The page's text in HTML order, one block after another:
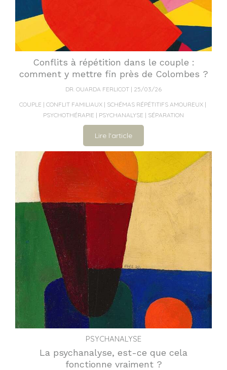
Conflits à répétition dans le couple :
comment y mettre fin près de Colombes ?
DR. OUARDA FERLICOT
25/03/26
COUPLE
CONFLIT FAMILIAUX
SCHÉMAS RÉPÉTITIFS AMOUREUX
PSYCHOTHÉRAPIE
PSYCHANALYSE SÉPARATION
Lire l'article
PSYCHANALYSE
La psychanalyse, est-ce que cela
fonctionne vraiment ?